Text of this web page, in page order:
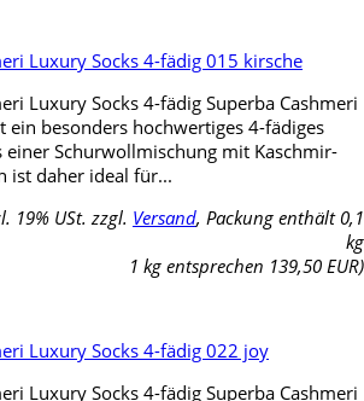
Luxury Socks 4-fädig 015 kirsche
Luxury Socks 4-fädig Superba Cashmeri
ein besonders hochwertiges 4-fädiges
einer Schurwollmischung mit Kaschmir-
ist daher ideal für...
19% USt. zzgl. Versand, Packung enthält 0,1
kg
1 kg entsprechen 139,50 EUR)
Luxury Socks 4-fädig 022 joy
Luxury Socks 4-fädig Superba Cashmeri